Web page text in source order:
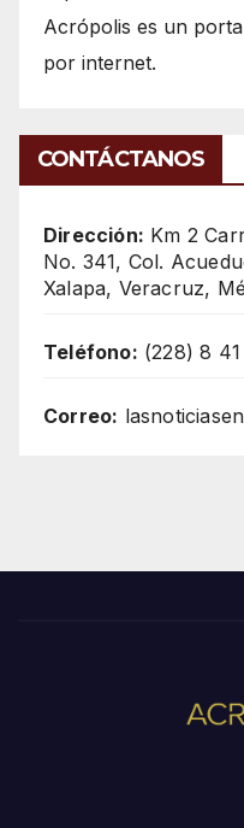
Acrópolis es un
por internet.
CONTÁCTANOS
Dirección: Km 2
No. 341, Col.
Xalapa, Veracruz,
Teléfono: (228) 8
Correo: